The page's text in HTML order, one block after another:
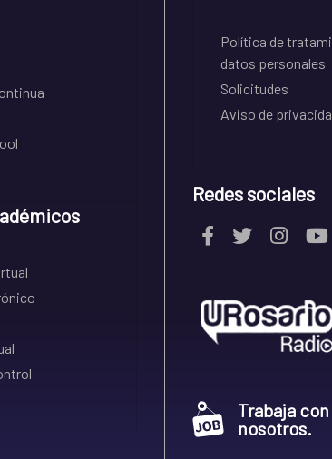
Política de
datos personales
Solicitudes
Aviso de
Redes sociales
Trabaja con
nosotros.